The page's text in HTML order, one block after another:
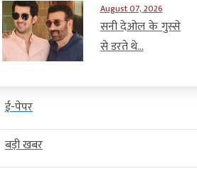
August 07, 2026
सनी देओल के गुस्से
से डरते थे...
ई-पेपर
बड़ी खबर